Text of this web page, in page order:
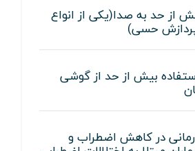
از حد به صدا(یکی از انواع
حسی)
بیش از حد از گوشی
در کاهش اضطراب و